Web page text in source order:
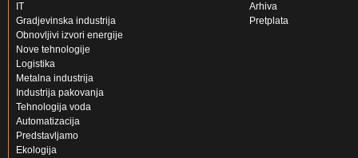
IT
Gradjevinska industrija
Obnovljivi izvori energije
Nove tehnologije
Logistika
Metalna industrija
Industrija pakovanja
Tehnologija voda
Automatizacija
Predstavljamo
Ekologija
Arhiva
Pretplata